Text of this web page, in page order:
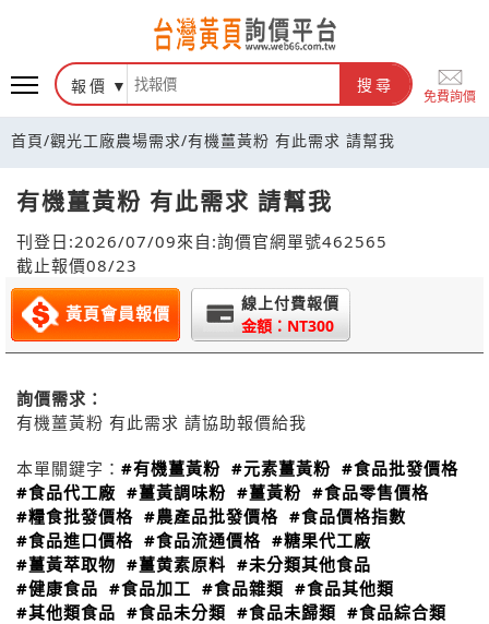
報價 搜尋
免費詢價
首頁/觀光工廠農場需求/有機薑黃粉 有此需求 請幫我
有機薑黃粉 有此需求 請幫我
刊登日:2026/07/09來自:詢價官網單號462565
截止報價08/23
黃頁會員報價
線上付費報價
金額：NT300
詢價需求：
有機薑黃粉 有此需求 請協助報價給我
本單關鍵字： #有機薑黃粉 #元素薑黃粉 #食品批發價格
#食品代工廠 #薑黃調味粉 #薑黃粉 #食品零售價格
#糧食批發價格 #農產品批發價格 #食品價格指數
#食品進口價格 #食品流通價格 #糖果代工廠
#薑黃萃取物 #薑黄素原料 #未分類其他食品
#健康食品 #食品加工 #食品雜類 #食品其他類
#其他類食品 #食品未分類 #食品未歸類 #食品綜合類